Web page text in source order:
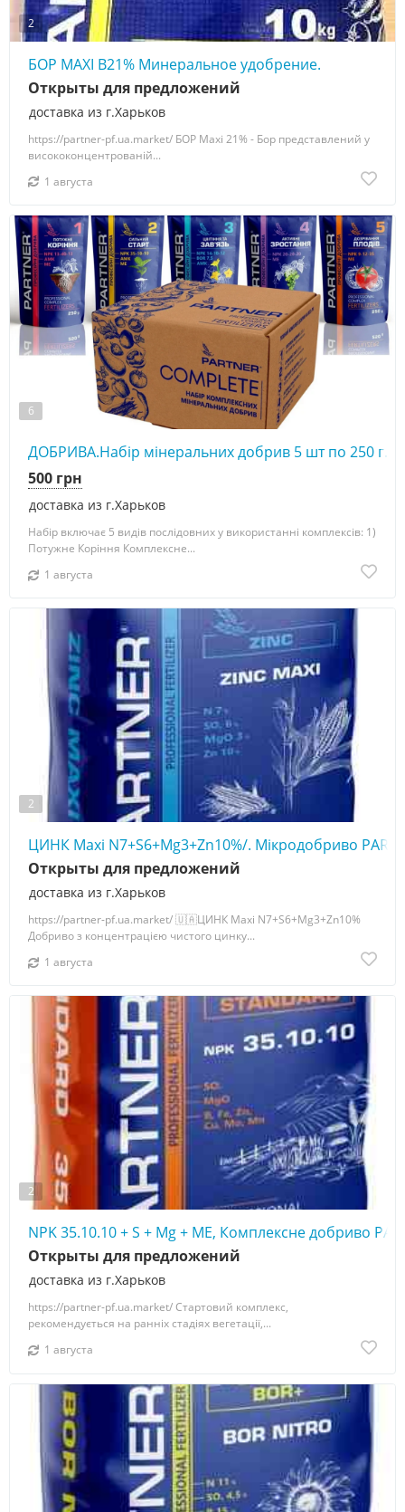
2
БОР MAXI В21% Минеральное удобрение.
доставка из г.Харьков
Открыты для предложений
https://partner-pf.ua.market/ БОР Maxi 21% - Бор представлений у
висококонцентрованій...
1 августа
6
ДОБРИВА.Набір мінеральних добрив 5 шт по 250 г.
доставка из г.Харьков
500 грн
Набір включає 5 видів послідовних у використанні комплексів: 1)
Потужне Коріння Комплексне...
1 августа
2
ЦИНК Maxi N7+S6+Mg3+Zn10%/. Мікродобриво
доставка из г.Харьков
Открыты для предложений
https://partner-pf.ua.market/ 🇺🇦ЦИНК Maxi N7+S6+Mg3+Zn10%
Добриво з концентрацією чистого цинку...
1 августа
2
NPK 35.10.10 + S + Mg + МЕ, Комплексне добриво
доставка из г.Харьков
Открыты для предложений
https://partner-pf.ua.market/ Стартовий комплекс,
рекомендується на ранніх стадіях вегетації,...
1 августа